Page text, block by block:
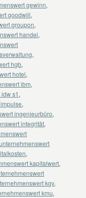
gewinn,
goodwill,
groupon,
handel,
,
hgb,
hotel,
ibm,
s1,
,
ingenieurbüro,
integrität,
,
kapitalwert,
kgv,
kmu,